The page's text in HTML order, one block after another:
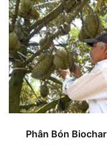
Phân Bón Biochar